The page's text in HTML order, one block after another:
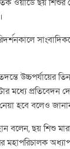
উচ্চপর্যায়ের
মধ্যে প্রতিবেদন
হবে বলেও
বলেন, ছয় শিশু
মহাপরিচালক